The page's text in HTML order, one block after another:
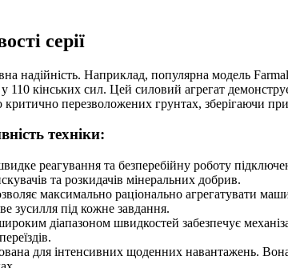
серії
надійність. Наприклад, популярна модель
кінських сил. Цей силовий агрегат
перезволожених грунтах, зберігаючи
техніки:
реагування та безперебійну роботу
та розкидачів мінеральних добрив.
максимально раціонально агрегатувати
зусилля під кожне завдання.
діапазоном швидкостей забезпечує
для інтенсивних щоденних навантажень.